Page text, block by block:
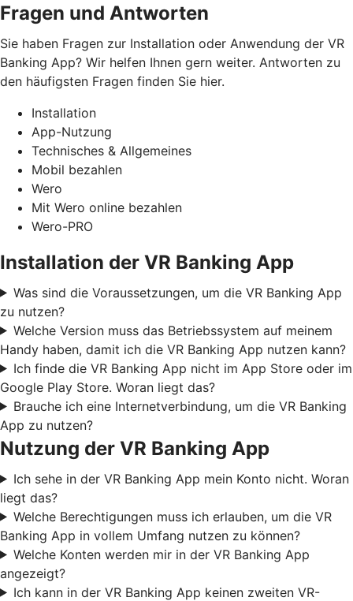
Fragen und Antworten
Sie haben Fragen zur Installation oder Anwendung der VR
Banking App? Wir helfen Ihnen gern weiter. Antworten zu
den häufigsten Fragen finden Sie hier.
Installation
App-Nutzung
Technisches & Allgemeines
Mobil bezahlen
Wero
Mit Wero online bezahlen
Wero-PRO
Installation der VR Banking App
Was sind die Voraussetzungen, um die VR Banking App
zu nutzen?
Welche Version muss das Betriebssystem auf meinem
Handy haben, damit ich die VR Banking App nutzen kann?
Ich finde die VR Banking App nicht im App Store oder im
Google Play Store. Woran liegt das?
Brauche ich eine Internetverbindung, um die VR Banking
App zu nutzen?
Nutzung der VR Banking App
Ich sehe in der VR Banking App mein Konto nicht. Woran
liegt das?
Welche Berechtigungen muss ich erlauben, um die VR
Banking App in vollem Umfang nutzen zu können?
Welche Konten werden mir in der VR Banking App
angezeigt?
Ich kann in der VR Banking App keinen zweiten VR-